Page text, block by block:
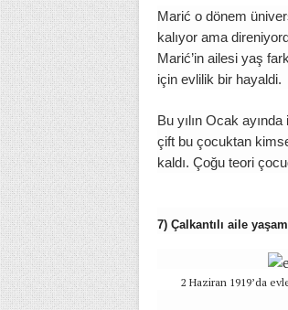
Marić o dönem
kalıyor ama
Marić’in ailesi yaş
için evlilik bir hayaldi.
Bu yılın Ocak
çift bu çocuktan
kaldı. Çoğu teori
7) Çalkantılı aile
2 Haziran 1919’da